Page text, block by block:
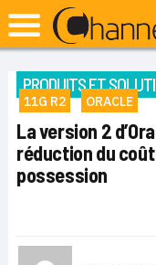
PRODUITS ET
11G R2 ORACLE
La version 2
réduction du
possession